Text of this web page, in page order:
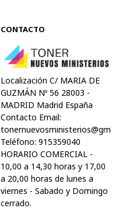
CONTACTO
Localización C/ MARIA DE
GUZMÁN Nº 56 28003 -
MADRID Madrid España
Contacto Email:
tonernuevosministerios@gmail.com
Teléfono: 915359040
HORARIO COMERCIAL -
10,00 a 14,30 horas y 17,00
a 20,00 horas de lunes a
viernes - Sabado y Domingo
cerrado.